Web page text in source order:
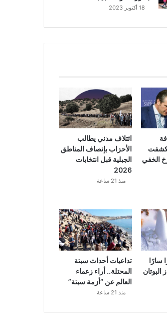
18 أكتوبر 2023
كشفت
الخفي
ائتلاف مدني يطالب
الأحزاب بإنصاف المناطق
الجبلية قبل انتخابات
2026
منذ 21 ساعة
سارًا
البوتان
تداعيات أحداث سبتة
المحتلة.. أراء زعماء
العالم عن “أزمة سبتة”
منذ 21 ساعة